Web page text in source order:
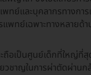
ทย์และบุคลากรทางกา
พทย์เฉพาะทางหลายด้า
เป็นศูนย์เด็กที่ใหญ่ที่สุด
วชาญในการผ่าตัดผ่า